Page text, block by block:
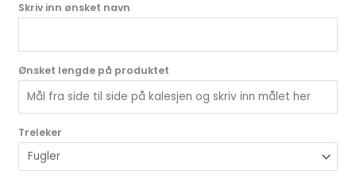
Skriv inn ønsket navn
Ønsket lengde på produktet
Treleker